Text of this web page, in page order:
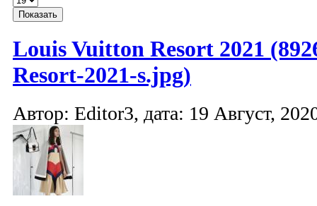
Louis Vuitton Resort 2021
Resort-2021-s.jpg)
Автор: Editor3, дата: 19 Август,